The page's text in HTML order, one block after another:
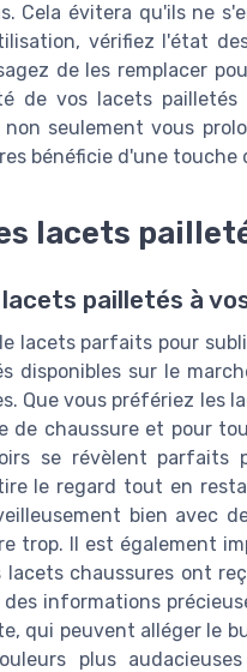
Cela évitera qu'ils ne
vérifiez l'état
de les remplacer
de vos lacets
non seulement vous
bénéficie d'une
lacets
pailletés à
lacets parfaits pour
disponibles sur le
Que vous préfériez les
de chaussure et pour
se révèlent parfaits
le regard tout en
bien avec
trop. Il est également
lacets chaussures ont
informations
qui peuvent alléger le
plus